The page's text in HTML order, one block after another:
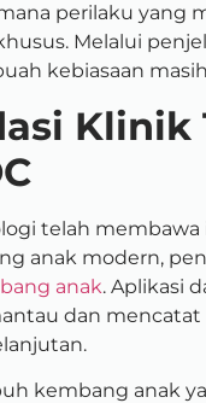
perilaku yang
Melalui
kebiasaan
telah membawa
anak modern,
anak. Aplikasi
dan
kembang anak